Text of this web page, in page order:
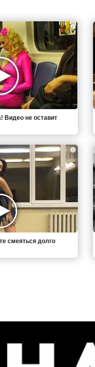
i
Видео не оставит
i
смеяться долго